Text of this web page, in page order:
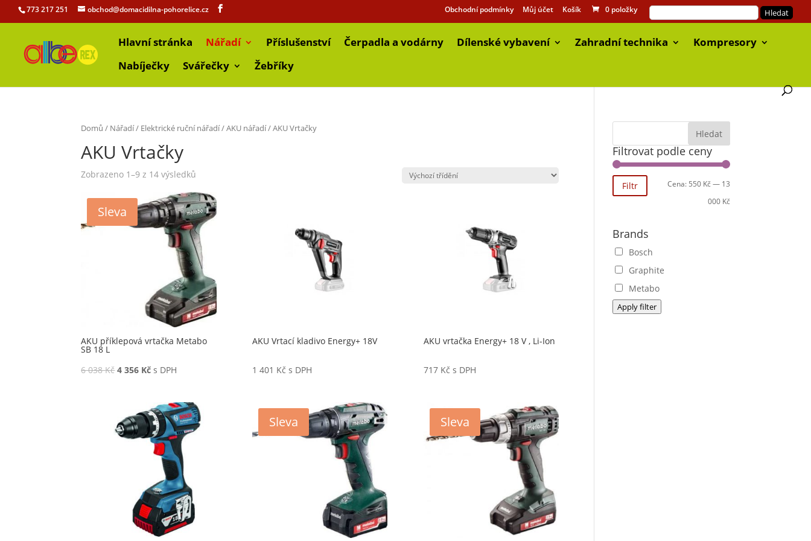
773 217 251 obchod@domacidilna-pohorelice.cz Obchodní podmínky Můj účet Košík 0 položky
Hlavní stránka Nářadí Příslušenství Čerpadla a vodárny Dílenské vybavení Zahradní technika
Kompresory
Nabíječky
Svářečky Žebříky
Domů / Nářadí/ Elektrické ruční nářadí/AKU nářadí/ AKU Vrtačky
AKU Vrtačky
Zobrazeno 1–9 z 14 výsledků
Sleva
AKU příklepová vrtačka Metabo
SB 18 L
6 038Kč 4 356 Kč s DPH
AKU Vrtací kladivo Energy+ 18V
1 401 Kč s DPH
AKU vrtačka Energy+ 18 V , Li-Ion
717 Kč s DPH
Sleva Sleva
Filtrovat podle ceny
Filtr Cena: 550 Kč— 13
000 Kč
Brands
Bosch
Graphite
Metabo
Apply filter